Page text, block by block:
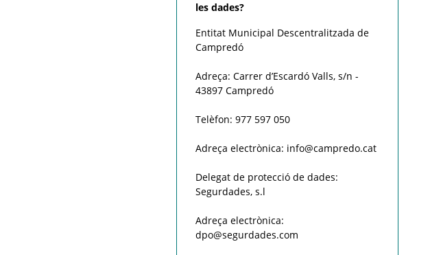
les dades?
Entitat Municipal Descentralitzada de
Campredó
Adreça: Carrer d’Escardó Valls, s/n -
43897 Campredó
Telèfon: 977 597 050
Adreça electrònica: info@campredo.cat
Delegat de protecció de dades:
Segurdades, s.l
Adreça electrònica:
dpo@segurdades.com